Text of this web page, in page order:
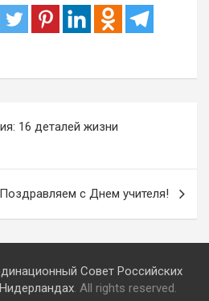
16 деталей жизни
Поздравляем с Днем учителя!
Совет Российских
. All rights reserved.